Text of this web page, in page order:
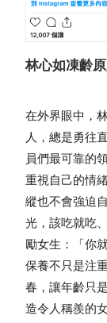
林心如凍齡
在外界眼中，
人，總是勇往
員們最可靠的
重視自己的情
縱也不會強迫
光，該吃就吃
勵女生：「你
保養不只是注
春，讓年齡只
造令人稱羨的